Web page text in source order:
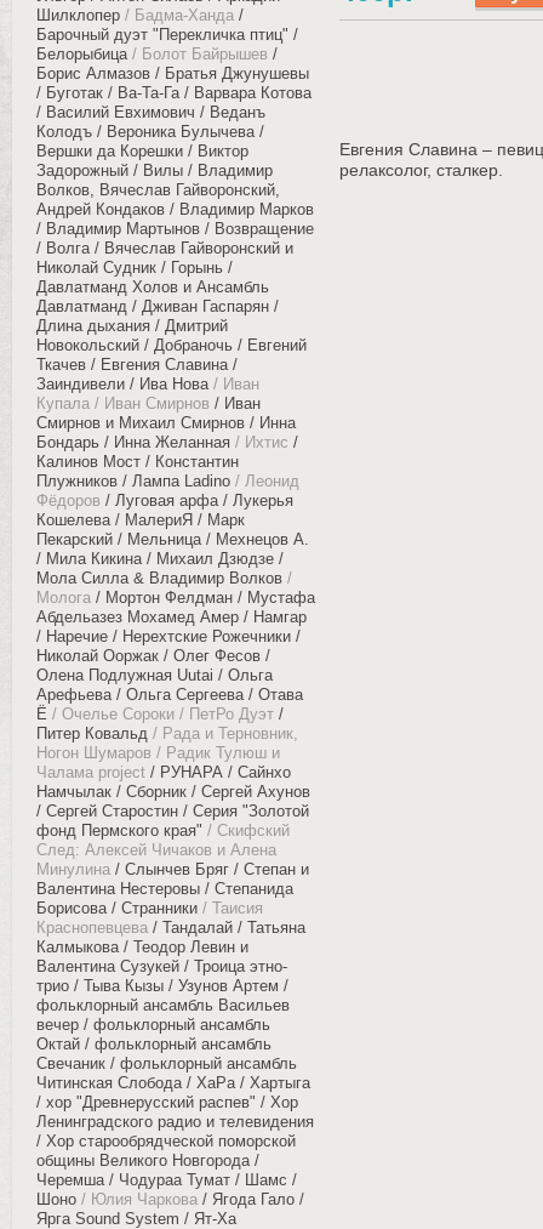
Шилклопер
Бадма-Ханда
Барочный дуэт "Перекличка птиц"
Белорыбица
Болот Байрышев
Борис Алмазов
Братья Джунушевы
Буготак
Ва-Та-Га
Варвара Котова
Василий Евхимович
Веданъ
Колодъ
Вероника Булычева
Вершки да Корешки
Виктор
Задорожный
Вилы
Владимир
Волков, Вячеслав Гайворонский,
Андрей Кондаков
Владимир Марков
Владимир Мартынов
Возвращение
Волга
Вячеслав Гайворонский и
Николай Судник
Горынь
Давлатманд Холов и Ансамбль
Давлатманд
Дживан Гаспарян
Длина дыхания
Дмитрий
Новокольский
Добраночь
Евгений
Ткачев
Евгения Славина
Заиндивели
Ива Нова
Иван
Купала
Иван Смирнов
Иван
Смирнов и Михаил Смирнов
Инна
Бондарь
Инна Желанная
Ихтис
Калинов Мост
Константин
Плужников
Лампа Ladino
Леонид
Фёдоров
Луговая арфа
Лукерья
Кошелева
МалериЯ
Марк
Пекарский
Мельница
Мехнецов А.
Мила Кикина
Михаил Дзюдзе
Мола Силла & Владимир Волков
Молога
Мортон Фелдман
Мустафа
Абдельазез Мохамед Амер
Намгар
Наречие
Нерехтские Рожечники
Николай Ооржак
Олег Фесов
Олена Подлужная Uutai
Ольга
Арефьева
Ольга Сергеева
Отава
Ё
Очелье Сороки
ПетРо Дуэт
Питер Ковальд
Рада и Терновник,
Ногон Шумаров
Радик Тулюш и
Чалама project
РУНАРА
Сайнхо
Намчылак
Сборник
Сергей Ахунов
Сергей Старостин
Серия "Золотой
фонд Пермского края"
Скифский
Cлед: Алексей Чичаков и Алена
Минулина
Слынчев Бряг
Степан и
Валентина Нестеровы
Степанида
Борисова
Странники
Таисия
Краснопевцева
Тандалай
Татьяна
Калмыкова
Теодор Левин и
Валентина Сузукей
Троица этно-
трио
Тыва Кызы
Узунов Артем
фольклорный ансамбль Васильев
вечер
фольклорный ансамбль
Октай
фольклорный ансамбль
Свечаник
фольклорный ансамбль
Читинская Слобода
ХаРа
Хартыга
хор "Древнерусский распев"
Хор
Ленинградского радио и телевидения
Хор старообрядческой поморской
общины Великого Новгорода
Черемша
Чодураа Тумат
Шамс
Шоно
Юлия Чаркова
Ягода Гало
Ярга Sound System
Ят-Ха
Евгения Славина –
релаксолог, сталкер.